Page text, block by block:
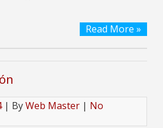
Read More »
| ByWeb Master | No